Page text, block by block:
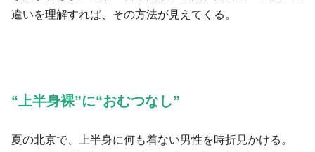
違いを理解すれば、その方法が見えてくる。
“上半身裸”に“おむつなし”
夏の北京で、上半身に何も着ない男性を時折見かける。